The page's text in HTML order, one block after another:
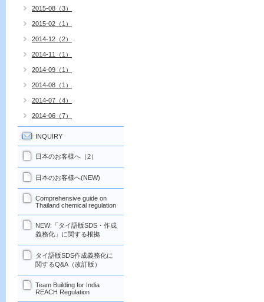
2015-08（3）
2015-02（1）
2014-12（2）
2014-11（1）
2014-09（1）
2014-08（1）
2014-07（4）
2014-06（7）
INQUIRY
日本のお客様へ（2）
日本のお客様へ(NEW)
Comprehensive guide on
Thailand chemical regulation
NEW:「タイ語版SDS・作成
義務化」に関する根拠
タイ語版SDS作成義務化に
関するQ&A（改訂版）
Team Building for India
REACH Regulation